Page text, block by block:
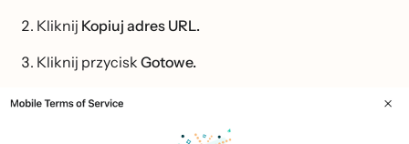
Kliknij Kopiuj adres URL.
Kliknij przycisk Gotowe.